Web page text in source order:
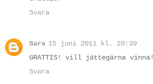
Svara
Sara 15 juni 2011 kl. 20:39
GRATTIS! vill jättegärna vinna!
Svara